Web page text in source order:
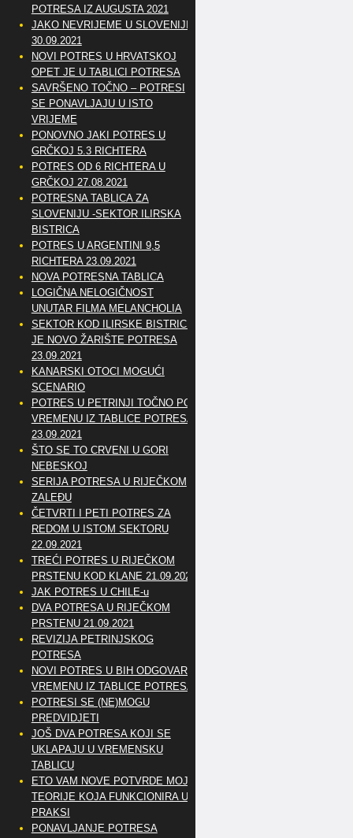
POTRESA IZ AUGUSTA 2021
JAKO NEVRIJEME U SLOVENIJI
30.09.2021
NOVI POTRES U HRVATSKOJ
OPET JE U TABLICI POTRESA
SAVRŠENO TOČNO – POTRESI
SE PONAVLJAJU U ISTO
VRIJEME
PONOVNO JAKI POTRES U
GRČKOJ 5.3 RICHTERA
POTRES OD 6 RICHTERA U
GRČKOJ 27.08.2021
POTRESNA TABLICA ZA
SLOVENIJU -SEKTOR ILIRSKA
BISTRICA
POTRES U ARGENTINI 9,5
RICHTERA 23.09.2021
NOVA POTRESNA TABLICA
LOGIČNA NELOGIČNOST
UNUTAR FILMA MELANCHOLIA
SEKTOR KOD ILIRSKE BISTRICE
JE NOVO ŽARIŠTE POTRESA
23.09.2021
KANARSKI OTOCI MOGUĆI
SCENARIO
POTRES U PETRINJI TOČNO PO
VREMENU IZ TABLICE POTRESA
23.09.2021
ŠTO SE TO CRVENI U GORI
NEBESKOJ
SERIJA POTRESA U RIJEČKOM
ZALEĐU
ČETVRTI I PETI POTRES ZA
REDOM U ISTOM SEKTORU
22.09.2021
TREĆI POTRES U RIJEČKOM
PRSTENU KOD KLANE 21.09.2021
JAK POTRES U CHILE-u
DVA POTRESA U RIJEČKOM
PRSTENU 21.09.2021
REVIZIJA PETRINJSKOG
POTRESA
NOVI POTRES U BIH ODGOVARA
VREMENU IZ TABLICE POTRESA
POTRESI SE (NE)MOGU
PREDVIDJETI
JOŠ DVA POTRESA KOJI SE
UKLAPAJU U VREMENSKU
TABLICU
ETO VAM NOVE POTVRDE MOJE
TEORIJE KOJA FUNKCIONIRA U
PRAKSI
PONAVLJANJE POTRESA